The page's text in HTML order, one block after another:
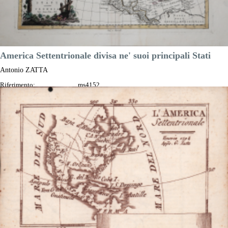
America Settentrionale divisa ne' suoi principali Stati
Antonio ZATTA
Riferimento:
ms4152
Anno:
1780 ca.
Luogo di Stampa:
Venezia
Prezzo
650,00 €
 Anteprima
DESCRIZIONE